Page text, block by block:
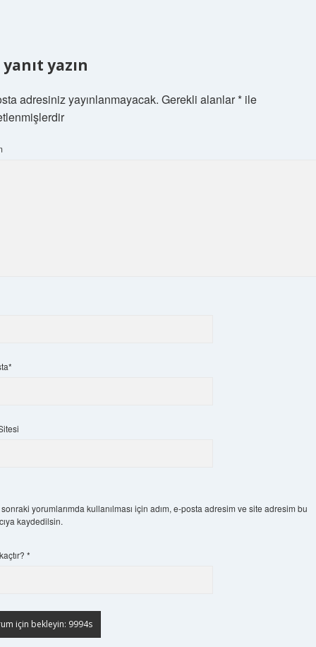
yazın
adresiniz yayınlanmayacak. Gerekli alanlar* ile
yorumlarımda kullanılması için adım, e-posta adresim ve site adresim bu
kaydedilsin.
*